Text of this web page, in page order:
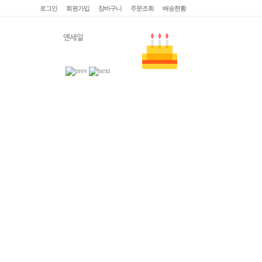
로그인 회원가입 장바구니 주문조회 배송현황